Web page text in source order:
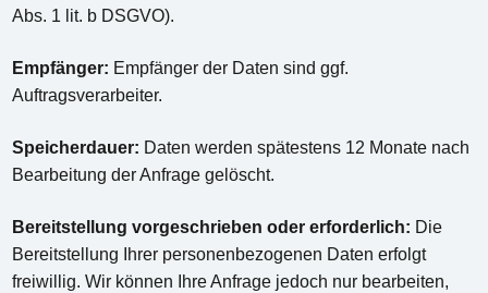
Abs. 1 lit. b DSGVO).
Empfänger: Empfänger der Daten sind ggf.
Auftragsverarbeiter.
Speicherdauer: Daten werden spätestens 12 Monate nach
Bearbeitung der Anfrage gelöscht.
Bereitstellung vorgeschrieben oder erforderlich: Die
Bereitstellung Ihrer personenbezogenen Daten erfolgt
freiwillig. Wir können Ihre Anfrage jedoch nur bearbeiten,